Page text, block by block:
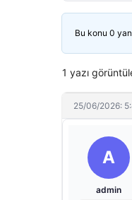
Bu konu 0
1 yazı
25/06/2026:
A
admin